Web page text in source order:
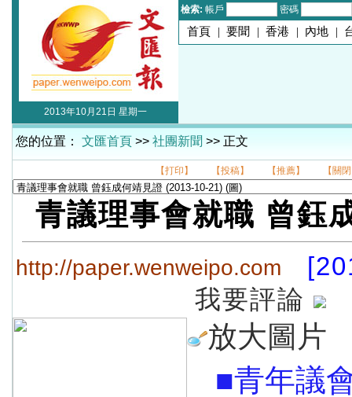
檢索: 帳戶 密碼
首頁 | 要聞 | 香港 | 內地 |
2013年10月21日 星期一
您的位置： 文匯首頁 >> 社團新聞 >> 正文
【打印】 【投稿】 【推薦】 【關
青議理事會就職 曾鈺
http://paper.wenweipo.com
我要評論
放大圖片
■青年議